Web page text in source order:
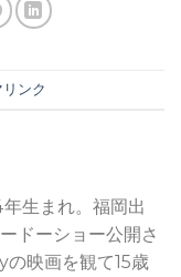
ンク
生まれ。福岡出
ドーショー公開さ
映画を観て15歳